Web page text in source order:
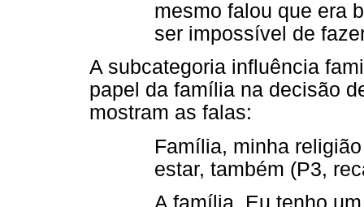
mesmo falou que era
ser impossível de
A subcategoria influência
papel da família na decisão
mostram as falas:
Família, minha
estar, também (P3,